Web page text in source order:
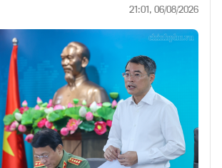
21:01, 06/08/2026